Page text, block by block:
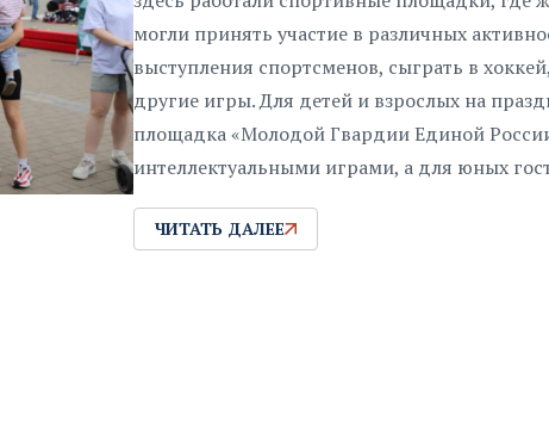
могли принять участие в различных
выступления спортсменов, сыграть в
другие игры. Для детей и взрослых на
площадка «Молодой Гвардии Единой
интеллектуальными играми, а для юных
ЧИТАТЬ ДАЛЕЕ